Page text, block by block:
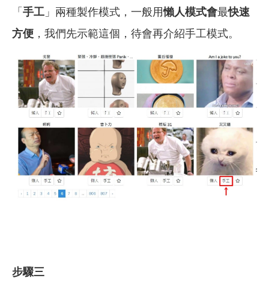
「 手工 」兩種製作模式，一般用懶人模式會最快速
方便 ，我們先示範這個，待會再介紹手工模式。
步驟三